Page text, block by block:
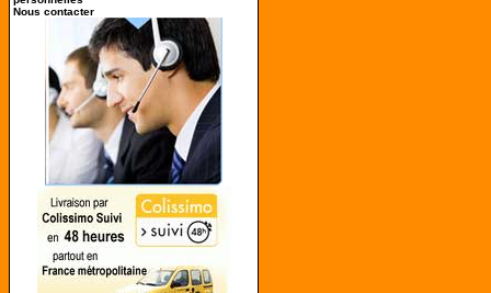
Nous contacter